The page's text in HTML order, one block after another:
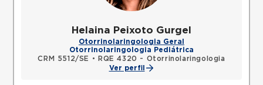
Helaina Peixoto Gurgel
Otorrinolaringologia Geral
Otorrinolaringologia Pediátrica
CRM 5512/SE
•
RQE 4320 - Otorrinolaringologia
Ver perfil